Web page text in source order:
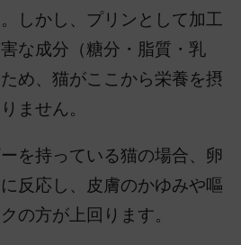
しかし、プリンとして加工
な成分（糖分・脂質・乳
め、猫がここから栄養を摂
ません。
を持っている猫の場合、卵
反応し、皮膚のかゆみや嘔
の方が上回ります。